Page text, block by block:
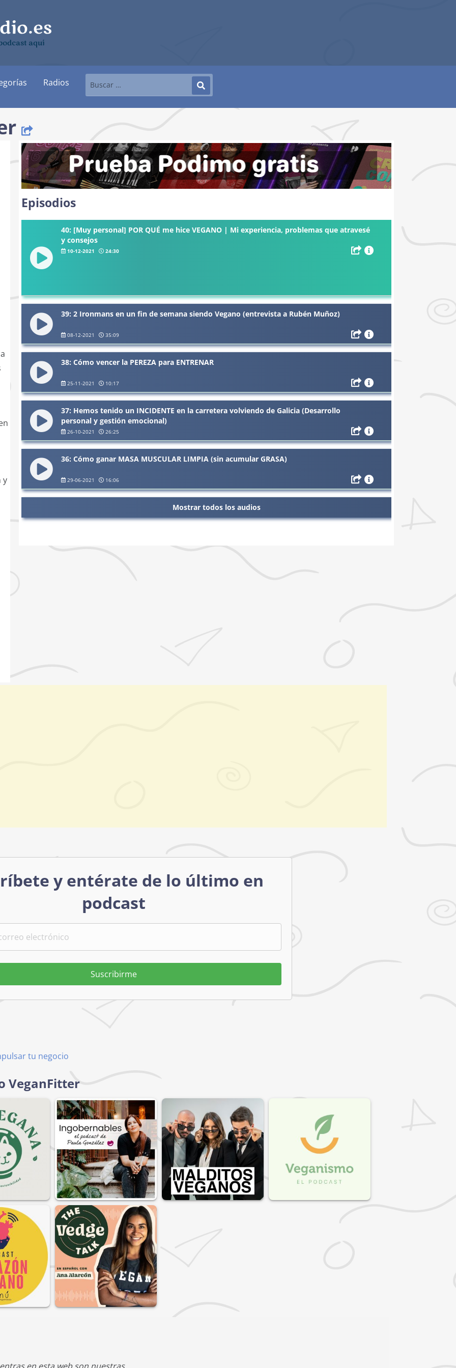
aquí
Radios
y
Episodios
40: [Muy personal] POR QUÉ me hice VEGANO | Mi experiencia, problemas que atravesé
y consejos
10-12-2021 24:30
39: 2 Ironmans en un fin de semana siendo Vegano (entrevista a Rubén Muñoz)
08-12-2021 35:09
38: Cómo vencer la PEREZA para ENTRENAR
25-11-2021 10:17
37: Hemos tenido un INCIDENTE en la carretera volviendo de Galicia (Desarrollo
personal y gestión emocional)
26-10-2021 26:25
36: Cómo ganar MASA MUSCULAR LIMPIA (sin acumular GRASA)
29-06-2021 16:06
Mostrar todos los audios
y entérate de lo último en
podcast
Suscribirme
tu negocio
VeganFitter